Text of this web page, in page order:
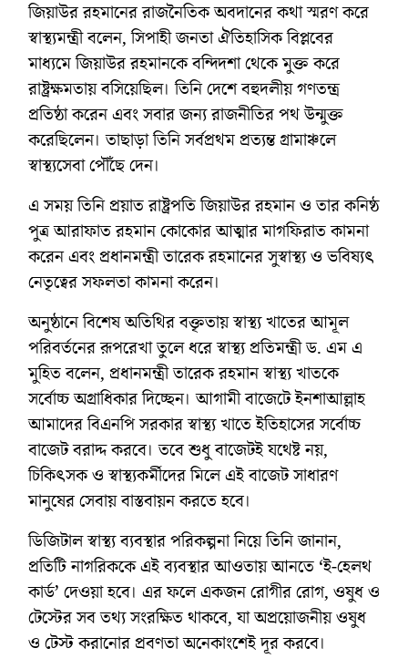
জিয়াউর রহমানের রাজনৈতিক অবদানের কথা স্মরণ করে
স্বাস্থ্যমন্ত্রী বলেন, সিপাহী জনতা ঐতিহাসিক বিপ্লবের
মাধ্যমে জিয়াউর রহমানকে বন্দিদশা থেকে মুক্ত করে
রাষ্ট্রক্ষমতায় বসিয়েছিল। তিনি দেশে বহুদলীয় গণতন্ত্র
প্রতিষ্ঠা করেন এবং সবার জন্য রাজনীতির পথ উন্মুক্ত
করেছিলেন। তাছাড়া তিনি সর্বপ্রথম প্রত্যন্ত গ্রামাঞ্চলে
স্বাস্থ্যসেবা পৌঁছে দেন।
এ সময় তিনি প্রয়াত রাষ্ট্রপতি জিয়াউর রহমান ও তার কনিষ্ঠ
পুত্র আরাফাত রহমান কোকোর আত্মার মাগফিরাত কামনা
করেন এবং প্রধানমন্ত্রী তারেক রহমানের সুস্বাস্থ্য ও ভবিষ্যৎ
নেতৃত্বের সফলতা কামনা করেন।
অনুষ্ঠানে বিশেষ অতিথির বক্তৃতায় স্বাস্থ্য খাতের আমূল
পরিবর্তনের রূপরেখা তুলে ধরে স্বাস্থ্য প্রতিমন্ত্রী ড. এম এ
মুহিত বলেন, প্রধানমন্ত্রী তারেক রহমান স্বাস্থ্য খাতকে
সর্বোচ্চ অগ্রাধিকার দিচ্ছেন। আগামী বাজেটে ইনশাআল্লাহ
আমাদের বিএনপি সরকার স্বাস্থ্য খাতে ইতিহাসের সর্বোচ্চ
বাজেট বরাদ্দ করবে। তবে শুধু বাজেটই যথেষ্ট নয়,
চিকিৎসক ও স্বাস্থ্যকর্মীদের মিলে এই বাজেট সাধারণ
মানুষের সেবায় বাস্তবায়ন করতে হবে।
ডিজিটাল স্বাস্থ্য ব্যবস্থার পরিকল্পনা নিয়ে তিনি জানান,
প্রতিটি নাগরিককে এই ব্যবস্থার আওতায় আনতে ‘ই-হেলথ
কার্ড’ দেওয়া হবে। এর ফলে একজন রোগীর রোগ, ওষুধ ও
টেস্টের সব তথ্য সংরক্ষিত থাকবে, যা অপ্রয়োজনীয় ওষুধ
ও টেস্ট করানোর প্রবণতা অনেকাংশেই দূর করবে।